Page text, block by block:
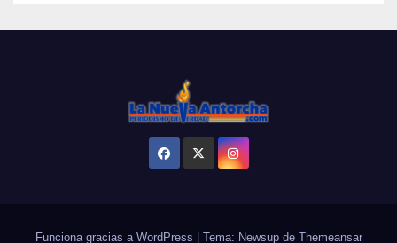
Funciona gracias a WordPress | Tema: Newsup de Themeansar